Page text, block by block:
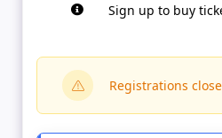
Sign up to buy
Registrations